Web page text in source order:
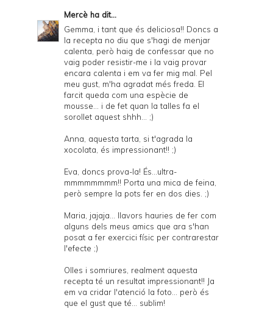
Mercè ha dit...
Gemma, i tant que és deliciosa!! Doncs a
la recepta no diu que s'hagi de menjar
calenta, però haig de confessar que no
vaig poder resistir-me i la vaig provar
encara calenta i em va fer mig mal. Pel
meu gust, m'ha agradat més freda. El
farcit queda com una espècie de
mousse... i de fet quan la talles fa el
sorollet aquest shhh... ;)
Anna, aquesta tarta, si t'agrada la
xocolata, és impressionant!! ;)
Eva, doncs prova-la! És...ultra-
mmmmmmmm!! Porta una mica de feina,
però sempre la pots fer en dos dies. ;)
Maria, jajaja... llavors hauries de fer com
alguns dels meus amics que ara s'han
posat a fer exercici físic per contrarestar
l'efecte ;)
Olles i somriures, realment aquesta
recepta té un resultat impressionant!! Ja
em va cridar l'atenció la foto... però és
que el gust que té... sublim!